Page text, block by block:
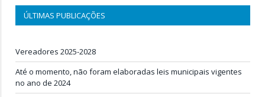
ÚLTIMAS PUBLICAÇÕES
Vereadores 2025-2028
Até o momento, não foram elaboradas leis municipais vigentes
no ano de 2024